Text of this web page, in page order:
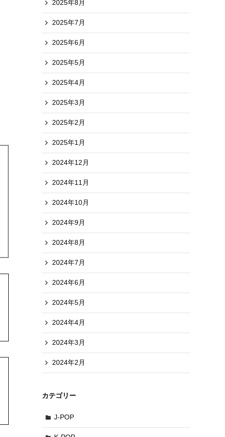
2025年8月
2025年7月
2025年6月
2025年5月
2025年4月
2025年3月
2025年2月
2025年1月
2024年12月
2024年11月
2024年10月
2024年9月
2024年8月
2024年7月
2024年6月
2024年5月
2024年4月
2024年3月
2024年2月
カテゴリー
J-POP